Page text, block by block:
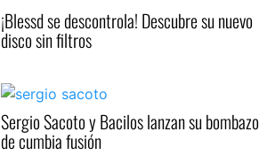
¡Blessd se descontrola! Descubre su nuevo
disco sin filtros
Sergio Sacoto y Bacilos lanzan su bombazo
de cumbia fusión